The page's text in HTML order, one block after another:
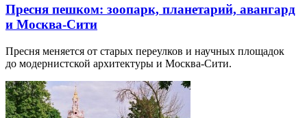
Пресня пешком: зоопарк, планетарий, авангард
и Москва-Сити
Пресня меняется от старых переулков и научных площадок
до модернистской архитектуры и Москва-Сити.